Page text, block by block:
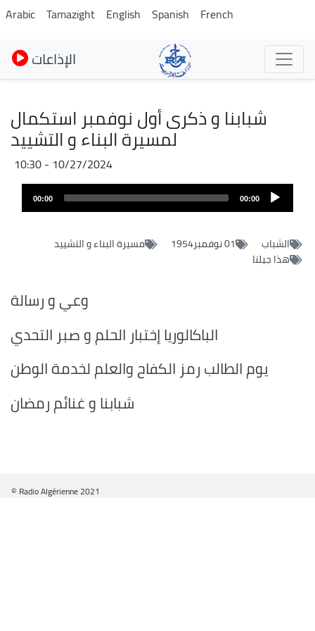
Skip
to
main
content
Arabic Tamazight English Spanish French
الإذاعات
شبابنا و ذكرى أول نوفمبر استكمال
لمسيرة البناء و التشييد
10/27/2024 - 10:30
00:00
00:00
الشباب 01 نوفمبر1954
مسيرة البناء و التشييد
هذا جيلنا
وعي و رسالة
الباكالوريا إختبار الحلم و صبر التحدي
يوم الطالب رمز الكفاح والعلم لخدمة الوطن
شبابنا و غنائم رمضان
© Radio Algérienne 2021